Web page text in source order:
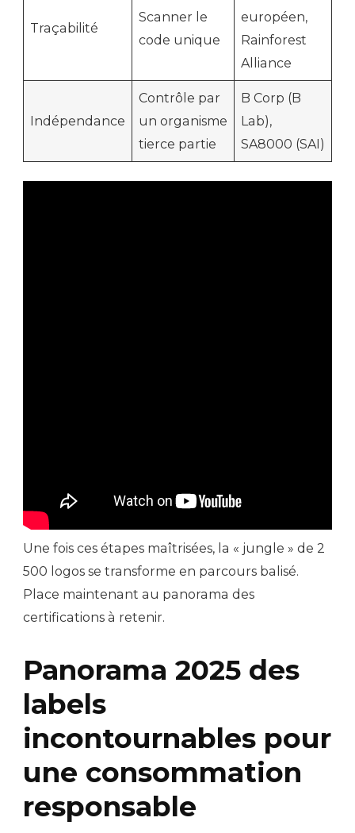
Traçabilité
Scanner le
code unique
européen,
Rainforest
Alliance
Indépendance
Contrôle par
un organisme
tierce partie
B Corp (B
Lab),
SA8000 (SAI)
Une fois ces étapes maîtrisées, la « jungle » de 2
500 logos se transforme en parcours balisé.
Place maintenant au panorama des
certifications à retenir.
Panorama 2025 des
labels
incontournables pour
une consommation
responsable